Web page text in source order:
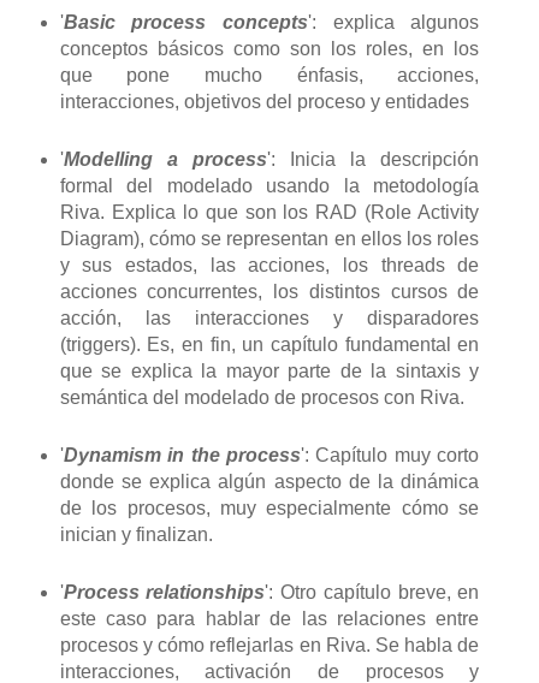
'Basic process concepts': explica algunos
conceptos básicos como son los roles, en los
que pone mucho énfasis, acciones,
interacciones, objetivos del proceso y entidades
'Modelling a process': Inicia la descripción
formal del modelado usando la metodología
Riva. Explica lo que son los RAD (Role Activity
Diagram), cómo se representan en ellos los roles
y sus estados, las acciones, los threads de
acciones concurrentes, los distintos cursos de
acción, las interacciones y disparadores
(triggers). Es, en fin, un capítulo fundamental en
que se explica la mayor parte de la sintaxis y
semántica del modelado de procesos con Riva.
'Dynamism in the process': Capítulo muy corto
donde se explica algún aspecto de la dinámica
de los procesos, muy especialmente cómo se
inician y finalizan.
'Process relationships': Otro capítulo breve, en
este caso para hablar de las relaciones entre
procesos y cómo reflejarlas en Riva. Se habla de
interacciones, activación de procesos y